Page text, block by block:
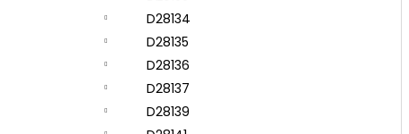
D28134
D28135
D28136
D28137
D28139